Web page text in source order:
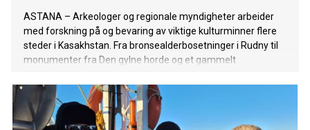
ASTANA – Arkeologer og regionale myndigheter arbeider
med forskning på og bevaring av viktige kulturminner flere
steder i Kasakhstan. Fra bronsealderbosetninger i Rudny til
monumenter fra Den gylne horde og et gammelt
kunnskap om landets arkeologiske arv og bidrar til langsiktig
bevaring.